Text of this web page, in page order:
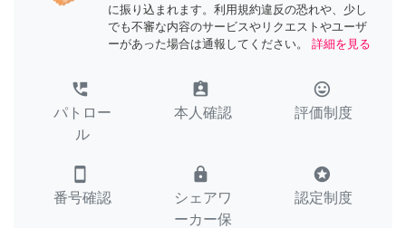
に振り込まれます。利用規約違反の恐れや、少し
でも不審な内容のサービスやリクエストやユーザ
ーがあった場合は通報してください。
詳細を見る
perm_phone_msg
パトロー
ル
assignment_ind
本人確認
tag_faces
評価制度
smartphone
番号確認
lock
シェアワ
ーカー保
stars
認定制度